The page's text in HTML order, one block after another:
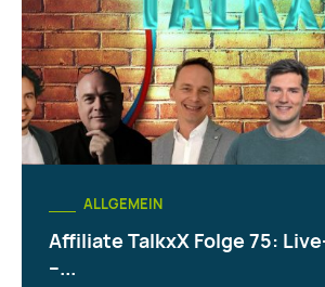
ALLGEMEIN
Affiliate TalkxX Folge 75:
–...